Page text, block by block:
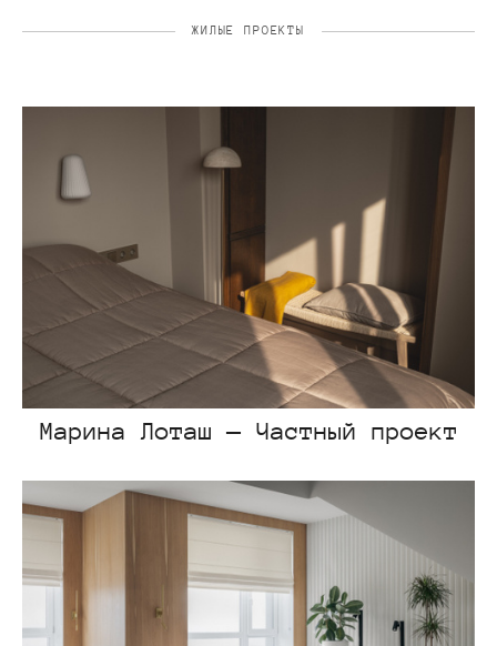
ЖИЛЫЕ ПРОЕКТЫ
Марина Лоташ — Частный проект